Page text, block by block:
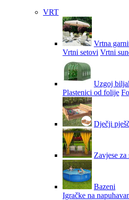
VRT
Vrtna
Vrtni setovi Vrtni
Uzgoj
Plastenici od folije
Dječji
Zavjese za
Bazeni
Igračke na